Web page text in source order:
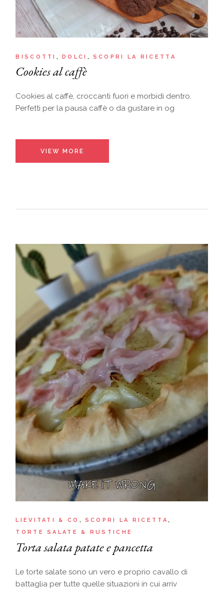
BISCOTTI DOLCI SCOPRI LA RICETTA
Cookies al caffè
Cookies al caffè, croccanti fuori e morbidi dentro.
Perfetti per la pausa caffè o da gustare in og
VIEW MORE
LIEVITATI & CO
SCOPRI LA RICETTA
TORTE SALATE & RUSTICHE
Torta salata patate e pancetta
Le torte salate sono un vero e proprio cavallo di
battaglia per tutte quelle situazioni in cui arriv